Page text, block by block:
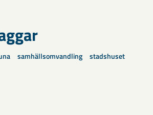
samhällsomvandling stadshuset